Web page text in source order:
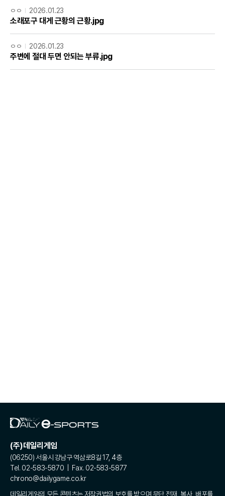
ㅇㅇ 2026.01.23
소래포구 대게 근황의 근황.jpg
ㅇㅇ 2026.01.23
주변에 절대 두면 안되는 부류.jpg
(주)데일리게임
(06250) 서울시 강남구 역삼로8길 17, 4층
Tel. 02-583-5870 | Fax. 02-583-5877
chrono@dailygame.co.kr
데일리게임의 모든 콘텐츠는 저작권법의 보호를 받으며 무단 전재, 복사, 배포를